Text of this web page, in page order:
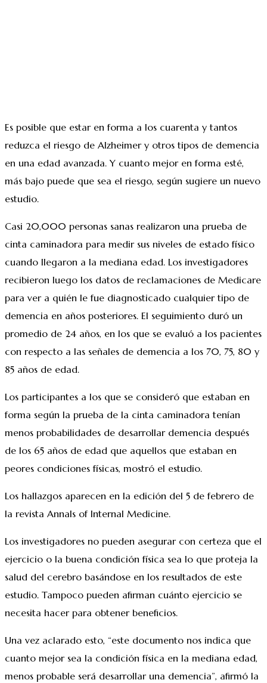
Es posible que estar en forma a los cuarenta y tantos
reduzca el riesgo de Alzheimer y otros tipos de demencia
en una edad avanzada. Y cuanto mejor en forma esté,
más bajo puede que sea el riesgo, según sugiere un nuevo
estudio.
Casi 20,000 personas sanas realizaron una prueba de
cinta caminadora para medir sus niveles de estado físico
cuando llegaron a la mediana edad. Los investigadores
recibieron luego los datos de reclamaciones de Medicare
para ver a quién le fue diagnosticado cualquier tipo de
demencia en años posteriores. El seguimiento duró un
promedio de 24 años, en los que se evaluó a los pacientes
con respecto a las señales de demencia a los 70, 75, 80 y
85 años de edad.
Los participantes a los que se consideró que estaban en
forma según la prueba de la cinta caminadora tenían
menos probabilidades de desarrollar demencia después
de los 65 años de edad que aquellos que estaban en
peores condiciones físicas, mostró el estudio.
Los hallazgos aparecen en la edición del 5 de febrero de
la revista Annals of Internal Medicine.
Los investigadores no pueden asegurar con certeza que el
ejercicio o la buena condición física sea lo que proteja la
salud del cerebro basándose en los resultados de este
estudio. Tampoco pueden afirman cuánto ejercicio se
necesita hacer para obtener beneficios.
Una vez aclarado esto, “este documento nos indica que
cuanto mejor sea la condición física en la mediana edad,
menos probable será desarrollar una demencia”, afirmó la